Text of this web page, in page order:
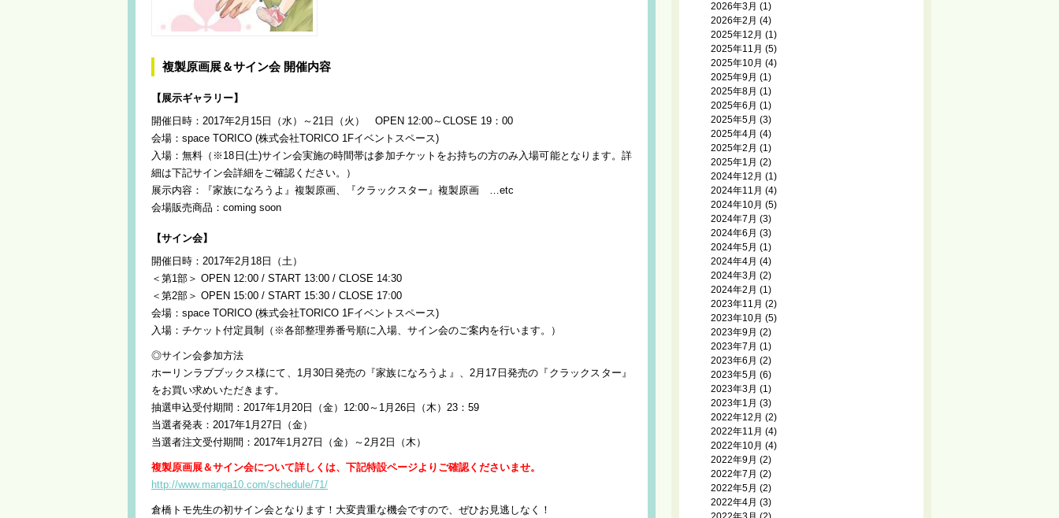
複製原画展＆サイン会 開催内容
【展示ギャラリー】
開催日時：2017年2月15日（水）～21日（火） OPEN 12:00～CLOSE 19：00
会場：space TORICO (株式会社TORICO 1Fイベントスペース)
入場：無料（※18日(土)サイン会実施の時間帯は参加チケットをお持ちの方のみ入場可能となります。詳
細は下記サイン会詳細をご確認ください。）
展示内容：『家族になろうよ』複製原画、『クラックスター』複製原画 …etc
会場販売商品：coming soon
【サイン会】
開催日時：2017年2月18日（土）
＜第1部＞ OPEN 12:00 / START 13:00 / CLOSE 14:30
＜第2部＞ OPEN 15:00 / START 15:30 / CLOSE 17:00
会場：space TORICO (株式会社TORICO 1Fイベントスペース)
入場：チケット付定員制（※各部整理券番号順に入場、サイン会のご案内を行います。）
◎サイン会参加方法
ホーリンラブブックス様にて、1月30日発売の『家族になろうよ』、2月17日発売の『クラックスター』
をお買い求めいただきます。
抽選申込受付期間：2017年1月20日（金）12:00～1月26日（木）23：59
当選者発表：2017年1月27日（金）
当選者注文受付期間：2017年1月27日（金）～2月2日（木）
複製原画展＆サイン会について詳しくは、下記特設ページよりご確認くださいませ。
http://www.manga10.com/schedule/71/
倉橋トモ先生の初サイン会となります！大変貴重な機会ですので、ぜひお見逃しなく！
2026年3月 (1)
2026年2月 (4)
2025年12月 (1)
2025年11月 (5)
2025年10月 (4)
2025年9月 (1)
2025年8月 (1)
2025年6月 (1)
2025年5月 (3)
2025年4月 (4)
2025年2月 (1)
2025年1月 (2)
2024年12月 (1)
2024年11月 (4)
2024年10月 (5)
2024年7月 (3)
2024年6月 (3)
2024年5月 (1)
2024年4月 (4)
2024年3月 (2)
2024年2月 (1)
2023年11月 (2)
2023年10月 (5)
2023年9月 (2)
2023年7月 (1)
2023年6月 (2)
2023年5月 (6)
2023年3月 (1)
2023年1月 (3)
2022年12月 (2)
2022年11月 (4)
2022年10月 (4)
2022年9月 (2)
2022年7月 (2)
2022年5月 (2)
2022年4月 (3)